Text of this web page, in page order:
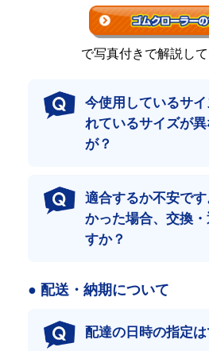
リピーターの皆さまに支
おかげさまで、ご注文の約半分はリピ
の高さに繋がっています。
ハイクオリティをできる
最高級の品質と価格にこだわったゴム
す。
その結果、当店はネット販売において
で写真付きで解説して
今使用しているサ
れているサイズが
が？
適合するか不安で
かった場合、交換
すか？
● 配送・納期について
配達の日時の指定は